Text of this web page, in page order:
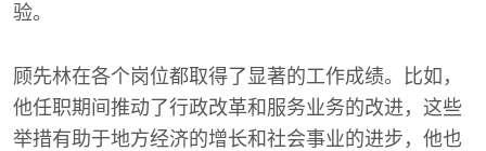
验。
顾先林在各个岗位都取得了显著的工作成绩。比如，
他任职期间推动了行政改革和服务业务的改进，这些
举措有助于地方经济的增长和社会事业的进步，他也